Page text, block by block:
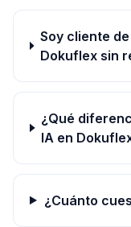
Soy cliente
Dokuflex sin
¿Qué
IA en
¿Cuánto